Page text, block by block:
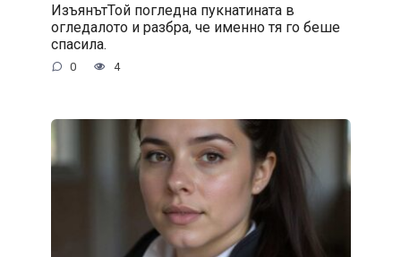
ИзъянътТой погледна пукнатината в
огледалото и разбра, че именно тя го беше
спасила.
0 4